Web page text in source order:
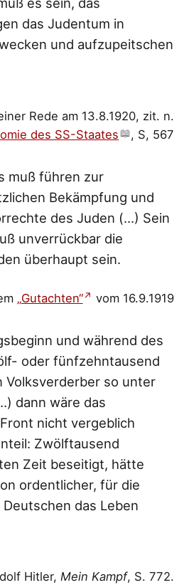
es sein, das
das Judentum in
und aufzupeitschen
Rede am 13.8.1920, zit. n.
des SS-Staates , S, 567
muß führen zur
Bekämpfung und
des Juden (…) Sein
unverrückbar die
überhaupt sein.
„Gutachten“ vom 16.9.1919
und während des
oder fünfzehntausend
Volksverderber so unter
dann wäre das
nicht vergeblich
Zwölftausend
Zeit beseitigt, hätte
ordentlicher, für die
das Leben
Hitler, Mein Kampf, S. 772.